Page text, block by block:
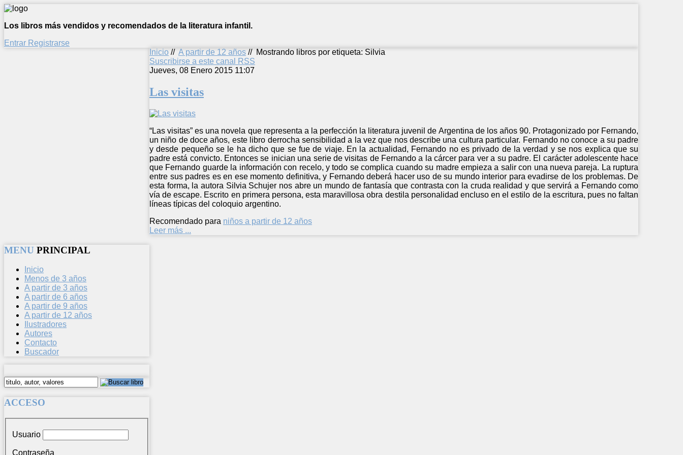
Los libros más vendidos y recomendados de la literatura infantil.
Entrar Registrarse
Inicio // A partir de 12 años // Mostrando libros por etiqueta: Silvia
Suscribirse a este canal RSS
Jueves, 08 Enero 2015 11:07
Las visitas
“Las visitas” es una novela que representa a la perfección la literatura juvenil de Argentina de los años 90. Protagonizado por Fernando,
un niño de doce años, este libro derrocha sensibilidad a la vez que nos describe una cultura particular. Fernando no conoce a su padre
y desde pequeño se le ha dicho que se fue de viaje. En la actualidad, Fernando no es privado de la verdad y se nos explica que su
padre está convicto. Entonces se inician una serie de visitas de Fernando a la cárcer para ver a su padre. El carácter adolescente hace
que Fernando guarde la información con recelo, y todo se complica cuando su madre empieza a salir con una nueva pareja. La ruptura
entre sus padres es en ese momento definitiva, y Fernando deberá hacer uso de su mundo interior para evadirse de los problemas. De
esta forma, la autora Silvia Schujer nos abre un mundo de fantasía que contrasta con la cruda realidad y que servirá a Fernando como
vía de escape. Escrito en primera persona, esta maravillosa obra destila personalidad encluso en el estilo de la escritura, pues no faltan
líneas típicas del coloquio argentino.
Recomendado para niños a partir de 12 años
Leer más ...
MENU PRINCIPAL
Inicio
Menos de 3 años
A partir de 3 años
A partir de 6 años
A partir de 9 años
A partir de 12 años
Ilustradores
Autores
Contacto
Buscador
ACCESO
Usuario
Contraseña